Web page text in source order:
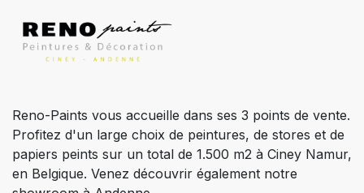
Reno-Paints vous accueille dans ses 3 points de vente.
Profitez d'un large choix de peintures, de stores et de
papiers peints sur un total de 1.500 m2 à Ciney Namur,
en Belgique. Venez découvrir également notre